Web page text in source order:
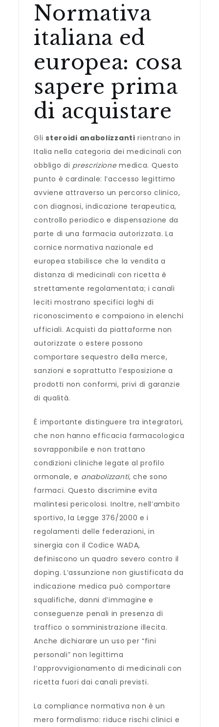
Normativa
italiana ed
europea: cosa
sapere prima
di acquistare
Glisteroidi anabolizzanti rientrano in
Italia nella categoria dei medicinali con
obbligo di prescrizionemedica. Questo
punto è cardinale: l’accesso legittimo
avviene attraverso un percorso clinico,
con diagnosi, indicazione terapeutica,
controllo periodico e dispensazione da
parte di una farmacia autorizzata. La
cornice normativa nazionale ed
europea stabilisce che la vendita a
distanza di medicinali con ricetta è
strettamente regolamentata; i canali
leciti mostrano specifici loghi di
riconoscimento e compaiono in elenchi
ufficiali. Acquisti da piattaforme non
autorizzate o estere possono
comportare sequestro della merce,
sanzioni e soprattutto l’esposizione a
prodotti non conformi, privi di garanzie
di qualità.
È importante distinguere tra integratori,
che non hanno efficacia farmacologica
sovrapponibile e non trattano
condizioni cliniche legate al profilo
ormonale, e anabolizzanti, che sono
farmaci. Questo discrimine evita
malintesi pericolosi. Inoltre, nell’ambito
sportivo, la Legge 376/2000 e i
regolamenti delle federazioni, in
sinergia con il Codice WADA,
definiscono un quadro severo contro il
doping. L’assunzione non giustificata da
indicazione medica può comportare
squalifiche, danni d’immagine e
conseguenze penali in presenza di
traffico o somministrazione illecita.
Anche dichiarare un uso per “fini
personali” non legittima
l’approvvigionamento di medicinali con
ricetta fuori dai canali previsti.
La compliance normativa non è un
mero formalismo: riduce rischi clinici e